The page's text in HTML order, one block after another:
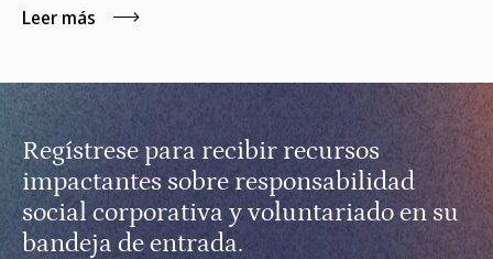
Leer más
Regístrese para recibir recursos
impactantes sobre responsabilidad
social corporativa y voluntariado en su
bandeja de entrada.